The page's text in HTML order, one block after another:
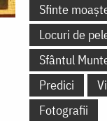
Sfinte
Locuri de
Sfântul
Predici
Fotografii